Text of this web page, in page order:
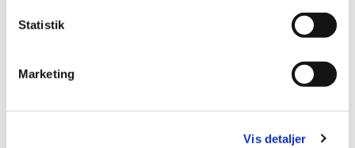
Statistik
Marketing
Vis detaljer